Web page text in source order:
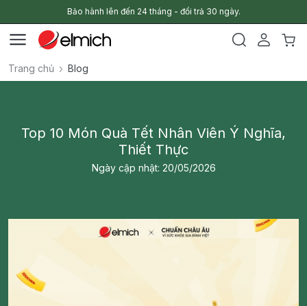
Bảo hành lên đến 24 tháng - đổi trả 30 ngày.
Trang chủ Blog
Top 10 Món Quà Tết Nhân Viên Ý Nghĩa,
Thiết Thực
Ngày cập nhật: 20/05/2026